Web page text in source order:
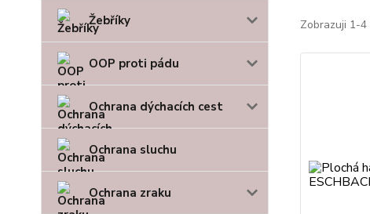
Žebříky
OOP proti pádu
Ochrana dýchacích cest
Ochrana sluchu
Ochrana zraku
Zobrazuji 1-4